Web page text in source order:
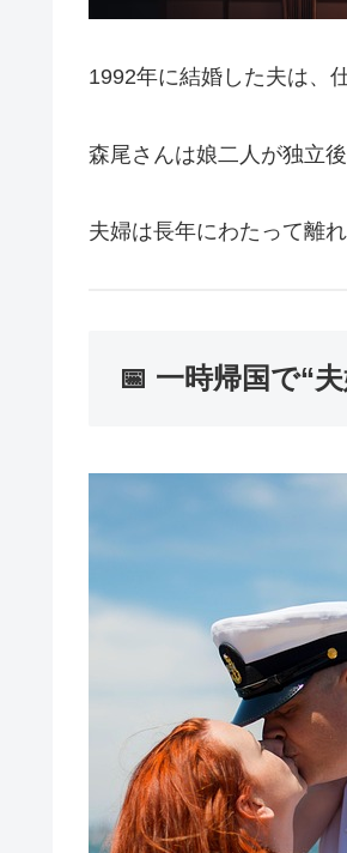
1992年に結婚した夫は、
森尾さんは娘二人が独立
夫婦は長年にわたって離
📅 一時帰国で“